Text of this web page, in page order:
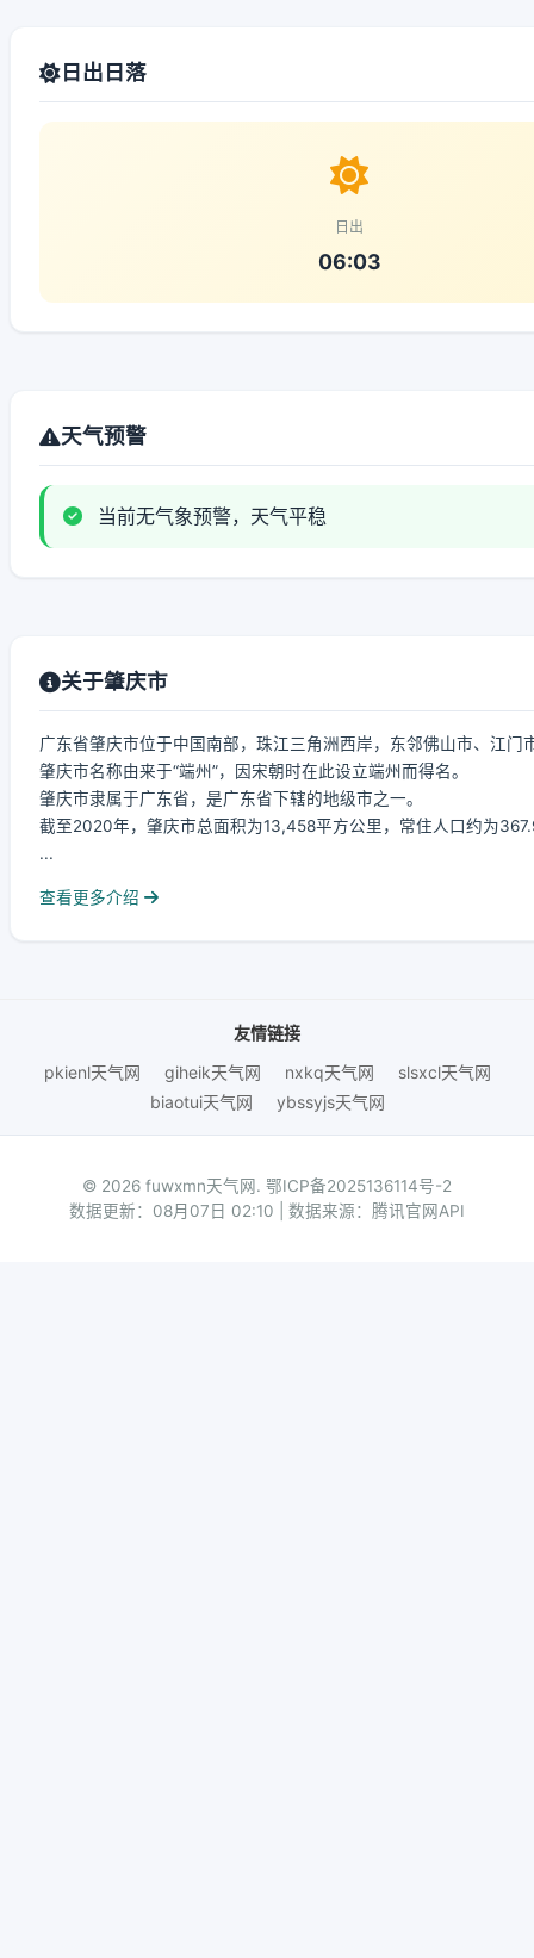
日出日落
日出
06:03
天气预警
当前无气象预警，天气平稳
关于肇庆市
广东省肇庆市位于中国南部，珠江三角洲西岸，东邻佛山市、江
肇庆市名称由来于“端州”，因宋朝时在此设立端州而得名。
肇庆市隶属于广东省，是广东省下辖的地级市之一。
截至2020年，肇庆市总面积为13,458平方公里，常住人口约为
...
查看更多介绍
友情链接
pkienl天气网
giheik天气网 nxkq天气网
slsxcl天气网
biaotui天气网
ybssyjs天气网
© 2026 fuwxmn天气网. 鄂ICP备2025136114号-2
数据更新：08月07日 02:10 | 数据来源：腾讯官网API